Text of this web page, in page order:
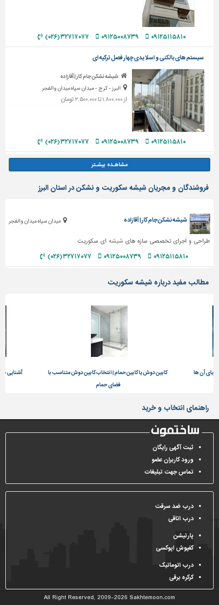
۰۹۱۲۵۱۱۵۸۱۰ ۰۹۱۲۵۰۰۸۷۳۹ ۳۲۷۱۷۰۷۷ (۰۲۶)
سیستم های بالکنی و اسلایدی چهار فصل ترکیه ای
شیشه نشکن جام کار | آقازاده
البرز - کرج - میدان سپاه میدان والفجر
از ۱,۸۰۰,۰۰۰ تا ۲,۵۰۰,۰۰۰ تومان
۰۹۱۲۵۱۱۵۸۱۰ ۰۹۱۲۵۰۰۸۷۳۹ ۳۲۷۱۷۰۷۷ (۰۲۶)
فروشندگان و مجریان شیشه سکوریت و نشکن در استان البرز
میدان سپاه میدان والفجر شیشه نشکن جام کار | آقازاده
طراحی و اجرای تخصصی سازه های شیشه ای سکوریت
۰۹۱۲۵۱۱۵۸۱۰ ۰۹۱۲۵۰۰۸۷۳۹ ۳۲۷۱۷۰۷۷ (۰۲۶)
مطالب مفید درباره شیشه سکوریت
آن ها
کابین دوش یا کابین حمام | انتخاب کابین دوش متناسب با
فضای حمام
آشنایی
راهنمای انتخاب و خرید
ثبت آگهی رایگان
ورود کاربران عضو
تماس جهت تبلیغات
درب ضد سرقت
درب اتاقی
پارتیشن
کفپوش اپوکسی
درب اتوماتیک
کرکره برقی
All Right Reserved, 2009-2026 Sakhtemoon.com